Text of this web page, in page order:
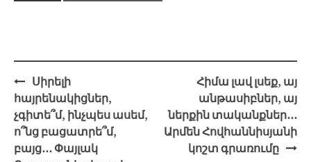
Post
navigation
Սիրելի
հայրենակիցներ,
չգիտե՞մ, ինչպես ասեմ,
ո՞նց բացատրե՞մ,
բայց․․․ Փայլակ
Հիմա լավ լսեք, այ
անթասիբներ, այ
ներքին տականքներ․․․
Արմեն Հովհաննիսյանի
կոշտ գրառումը